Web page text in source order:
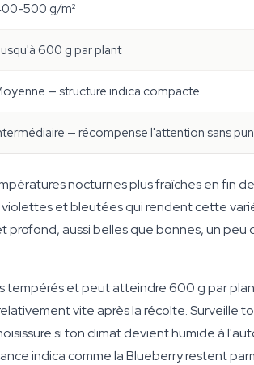
500 g/m²
600 g par plant
— structure indica compacte
— récompense l'attention sans
nocturnes plus fraîches en fin
et bleutées qui rendent cette
profond, aussi belles que bonnes, un
tempérés et peut atteindre 600 g par
vite après la récolte. Surveille
si ton climat devient humide à
indica comme la Blueberry restent